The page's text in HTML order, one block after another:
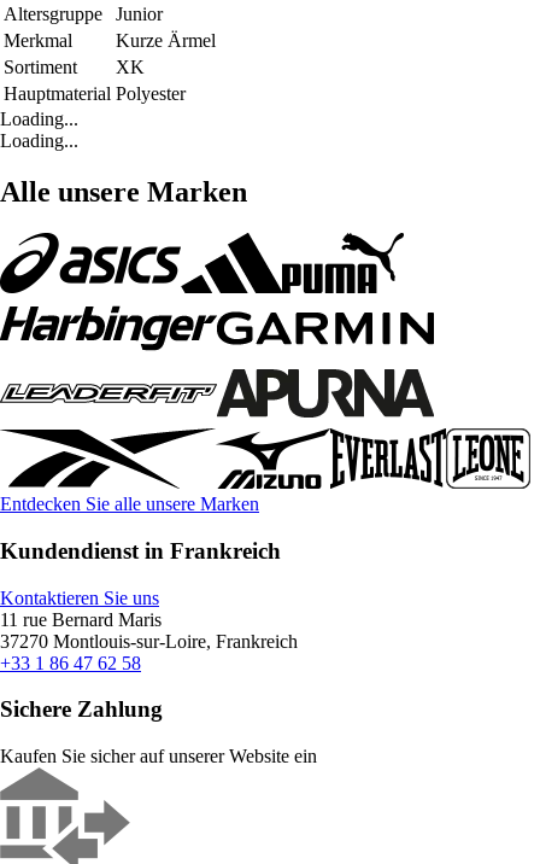
Altersgruppe
Junior
Merkmal
Kurze Ärmel
Sortiment
XK
Hauptmaterial Polyester
Loading...
Loading...
Alle unsere Marken
Entdecken Sie alle unsere Marken
Kundendienst in Frankreich
Kontaktieren Sie uns
11 rue Bernard Maris
37270 Montlouis-sur-Loire, Frankreich
+33 1 86 47 62 58
Sichere Zahlung
Kaufen Sie sicher auf unserer Website ein